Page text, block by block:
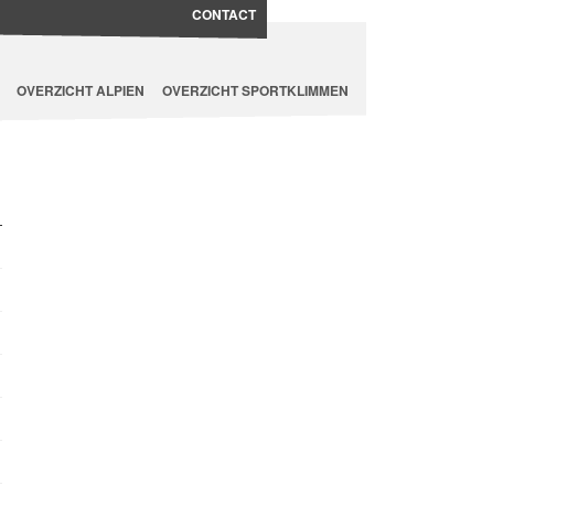
OVERZICHT ALPIEN OVERZICHT SPORTKLIMMEN
CONTACT